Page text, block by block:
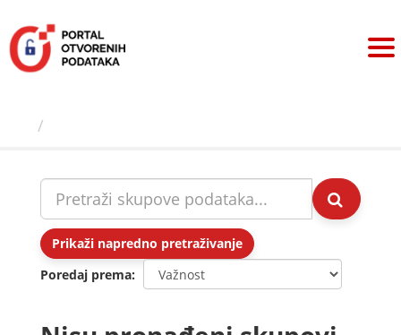
sadržaj
Prikaži napredno pretraživanje
Poredaj prema